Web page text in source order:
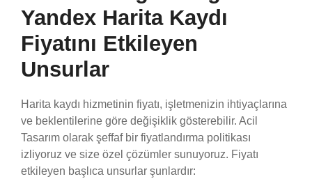
Yandex Harita Kaydı
Fiyatını Etkileyen
Unsurlar
Harita kaydı hizmetinin fiyatı, işletmenizin ihtiyaçlarına
ve beklentilerine göre değişiklik gösterebilir. Acil
Tasarım olarak şeffaf bir fiyatlandırma politikası
izliyoruz ve size özel çözümler sunuyoruz. Fiyatı
etkileyen başlıca unsurlar şunlardır: